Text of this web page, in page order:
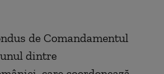
de Comandamentul
dintre